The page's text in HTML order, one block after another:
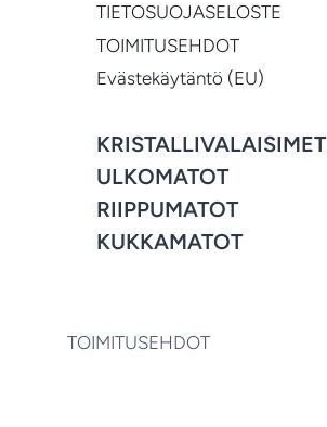
TIETOSUOJASELOSTE
TOIMITUSEHDOT
Evästekäytäntö (EU)
KRISTALLIVALAISIMET
ULKOMATOT
RIIPPUMATOT
KUKKAMATOT
TOIMITUSEHDOT